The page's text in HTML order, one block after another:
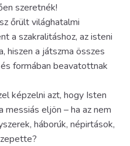
szeretnék!
őrült világhatalmi
a szakralitáshoz, az isteni
hiszen a játszma összes
formában beavatottnak
képzelni azt, hogy Isten
messiás eljön – ha az nem
háborúk, népirtások,